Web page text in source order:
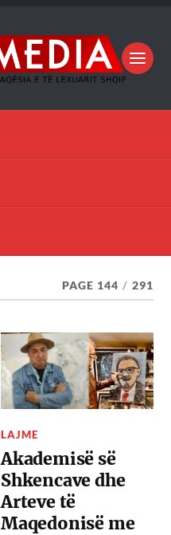
PAGE 144 / 291
LAJME
Akademisë së
Shkencave dhe
Arteve të
Maqedonisë me